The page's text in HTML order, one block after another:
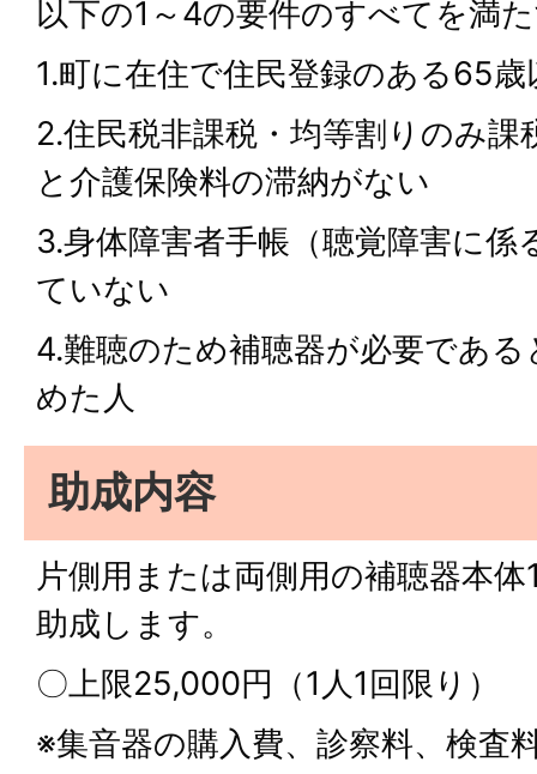
以下の1～4の要件のすべてを満
1.町に在住で住民登録のある65歳
2.住民税非課税・均等割りのみ課
と介護保険料の滞納がない
3.身体障害者手帳（聴覚障害に
ていない
4.難聴のため補聴器が必要であ
めた人
助成内容
片側用または両側用の補聴器本
助成します。
〇上限25,000円（1人1回限り）
※集音器の購入費、診察料、検査